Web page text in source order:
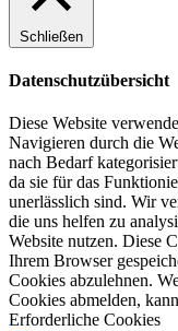
Schließen
Datenschutzübersicht
Diese Website
Navigieren durch die
nach Bedarf
da sie für das
unerlässlich sind. Wir
die uns helfen zu
Website nutzen. Diese
Ihrem Browser
Cookies abzulehnen.
Cookies abmelden,
Erforderliche Cookies